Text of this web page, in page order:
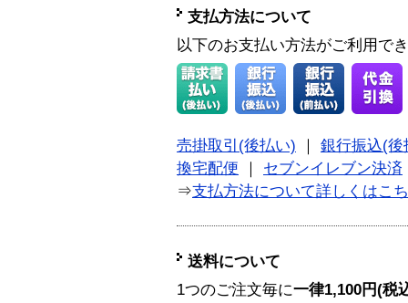
支払方法について
以下のお支払い方法がご利用で
売掛取引(後払い)
銀行振込(後
換宅配便
セブンイレブン決済
⇒支払方法について詳しくはこ
送料について
1つのご注文毎に一律1,100円(税